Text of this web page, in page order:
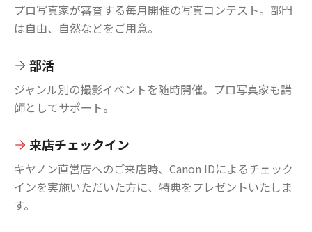
プロ写真家が審査する毎月開催の写真コンテスト。部門
は自由、自然などをご用意。
部活
ジャンル別の撮影イベントを随時開催。プロ写真家も講
師としてサポート。
来店チェックイン
キヤノン直営店へのご来店時、Canon IDによるチェック
インを実施いただいた方に、特典をプレゼントいたしま
す。